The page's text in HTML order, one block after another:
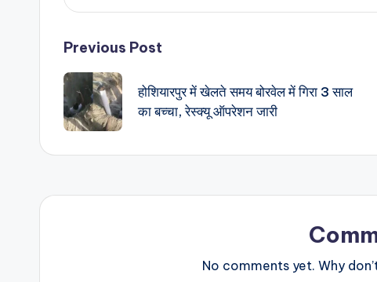
Post
navigation
Previous Post
होशियारपुर में खेलते समय बोरवेल में गिरा 3 साल
का बच्चा, रेस्क्यू ऑपरेशन जारी
No comments yet. Why